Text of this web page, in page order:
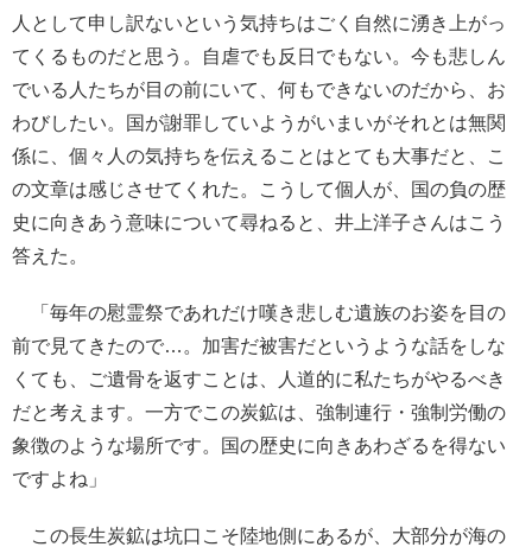
人として申し訳ないという気持ちはごく自然に湧き上がっ
てくるものだと思う。自虐でも反日でもない。今も悲しん
でいる人たちが目の前にいて、何もできないのだから、お
わびしたい。国が謝罪していようがいまいがそれとは無関
係に、個々人の気持ちを伝えることはとても大事だと、こ
の文章は感じさせてくれた。こうして個人が、国の負の歴
史に向きあう意味について尋ねると、井上洋子さんはこう
答えた。
「毎年の慰霊祭であれだけ嘆き悲しむ遺族のお姿を目の
前で見てきたので…。加害だ被害だというような話をしな
くても、ご遺骨を返すことは、人道的に私たちがやるべき
だと考えます。一方でこの炭鉱は、強制連行・強制労働の
象徴のような場所です。国の歴史に向きあわざるを得ない
ですよね」
この長生炭鉱は坑口こそ陸地側にあるが、大部分が海の